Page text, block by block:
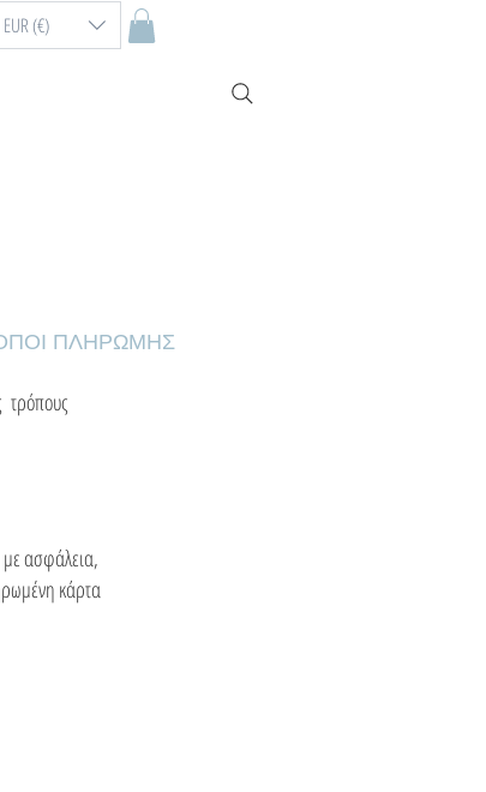
EUR (€)
ΠΛΗΡΩΜΗΣ
τρόπους
με ασφάλεια,
κάρτα